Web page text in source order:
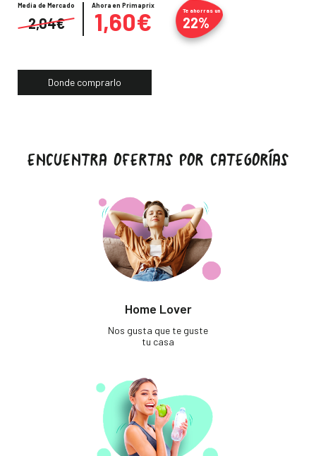
Precio
Media de Mercado
2,04€
Ahora en Primaprix
1,60€ Te ahorras un
22%
Donde comprarlo
ENCUENTRA OFERTAS POR CATEGORÍAS
Home Lover
Nos gusta que te guste
tu casa